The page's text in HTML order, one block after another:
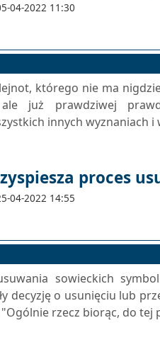
04-2022 11:30
którego nie ma
już prawdziwej
innych wyznaniach
proces
04-2022 14:55
sowieckich
decyzję o usunięciu lub
rzecz biorąc, do tej